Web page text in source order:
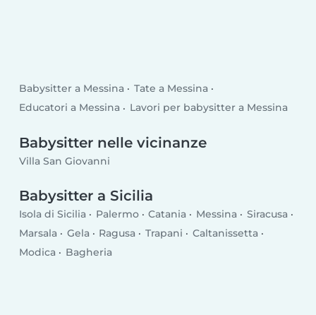
Babysitter a Messina
Tate a Messina
Educatori a Messina
Lavori per babysitter a Messina
Babysitter nelle vicinanze
Villa San Giovanni
Babysitter a Sicilia
Isola di Sicilia Palermo Catania Messina
Siracusa
Marsala
Gela Ragusa Trapani
Caltanissetta
Modica
Bagheria